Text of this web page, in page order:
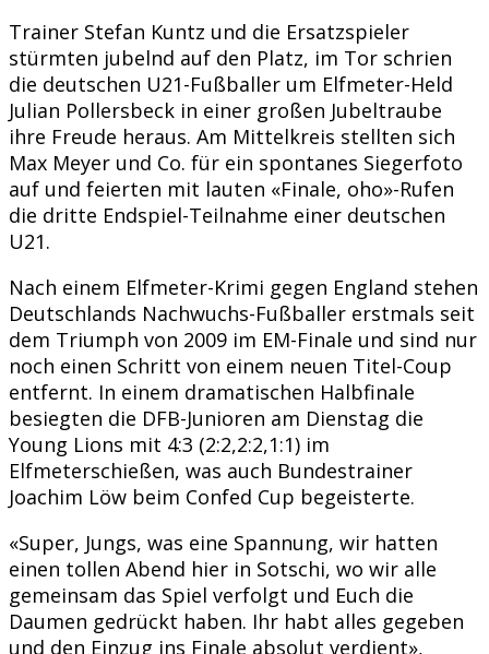
Trainer Stefan Kuntz und die Ersatzspieler
stürmten jubelnd auf den Platz, im Tor schrien
die deutschen U21-Fußballer um Elfmeter-Held
Julian Pollersbeck in einer großen Jubeltraube
ihre Freude heraus. Am Mittelkreis stellten sich
Max Meyer und Co. für ein spontanes Siegerfoto
auf und feierten mit lauten «Finale, oho»-Rufen
die dritte Endspiel-Teilnahme einer deutschen
U21.
Nach einem Elfmeter-Krimi gegen England stehen
Deutschlands Nachwuchs-Fußballer erstmals seit
dem Triumph von 2009 im EM-Finale und sind nur
noch einen Schritt von einem neuen Titel-Coup
entfernt. In einem dramatischen Halbfinale
besiegten die DFB-Junioren am Dienstag die
Young Lions mit 4:3 (2:2,2:2,1:1) im
Elfmeterschießen, was auch Bundestrainer
Joachim Löw beim Confed Cup begeisterte.
«Super, Jungs, was eine Spannung, wir hatten
einen tollen Abend hier in Sotschi, wo wir alle
gemeinsam das Spiel verfolgt und Euch die
Daumen gedrückt haben. Ihr habt alles gegeben
und den Einzug ins Finale absolut verdient»,